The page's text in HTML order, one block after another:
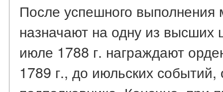
После успешного выполнения
назначают на одну из
июле 1788 г. награждают
1789 г., до июльских событий,